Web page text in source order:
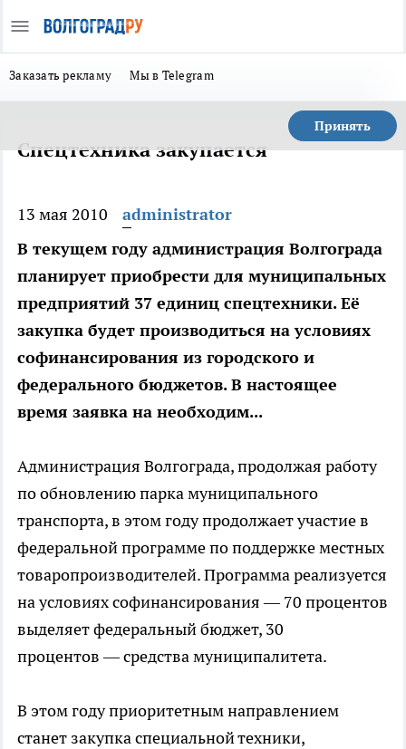
Заказать рекламу Мы в Telegram
Принять
Спецтехника закупается
13 мая 2010
administrator
В текущем году администрация Волгограда
планирует приобрести для муниципальных
предприятий 37 единиц спецтехники. Её
закупка будет производиться на условиях
софинансирования из городского и
федерального бюджетов. В настоящее
время заявка на необходим...
Администрация Волгограда, продолжая работу
по обновлению парка муниципального
транспорта, в этом году продолжает участие в
федеральной программе по поддержке местных
товаропроизводителей. Программа реализуется
на условиях софинансирования — 70 процентов
выделяет федеральный бюджет, 30
процентов — средства муниципалитета.
В этом году приоритетным направлением
станет закупка специальной техники,